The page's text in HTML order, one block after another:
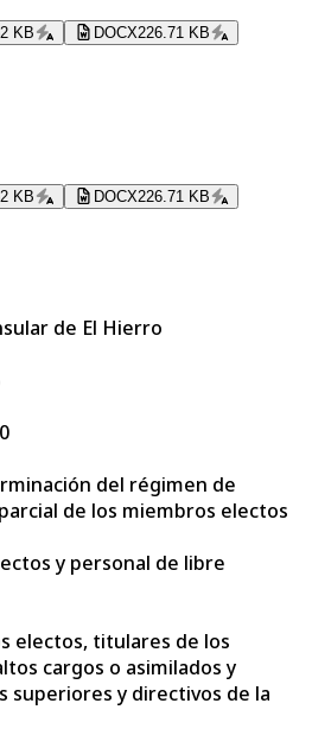
KB DOCX226.71 KB
KB DOCX226.71 KB
de El Hierro
del régimen de
de los miembros electos
y personal de libre
electos, titulares de los
cargos o asimilados y
superiores y directivos de la